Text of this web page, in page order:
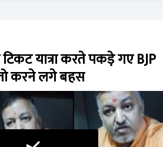
यात्रा करते पकड़े गए BJP
करने लगे बहस